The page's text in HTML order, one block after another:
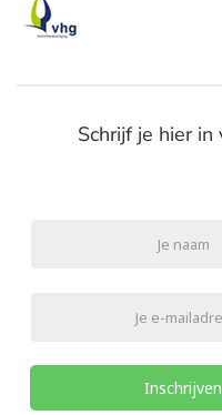
Schrijf je hier
Inschrijven